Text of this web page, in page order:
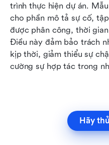
trình thực hiện dự án.
cho phần mô tả sự cố,
được phân công, thời
Điều này đảm bảo trách
kịp thời, giảm thiểu sự
cường sự hợp tác trong
Hãy